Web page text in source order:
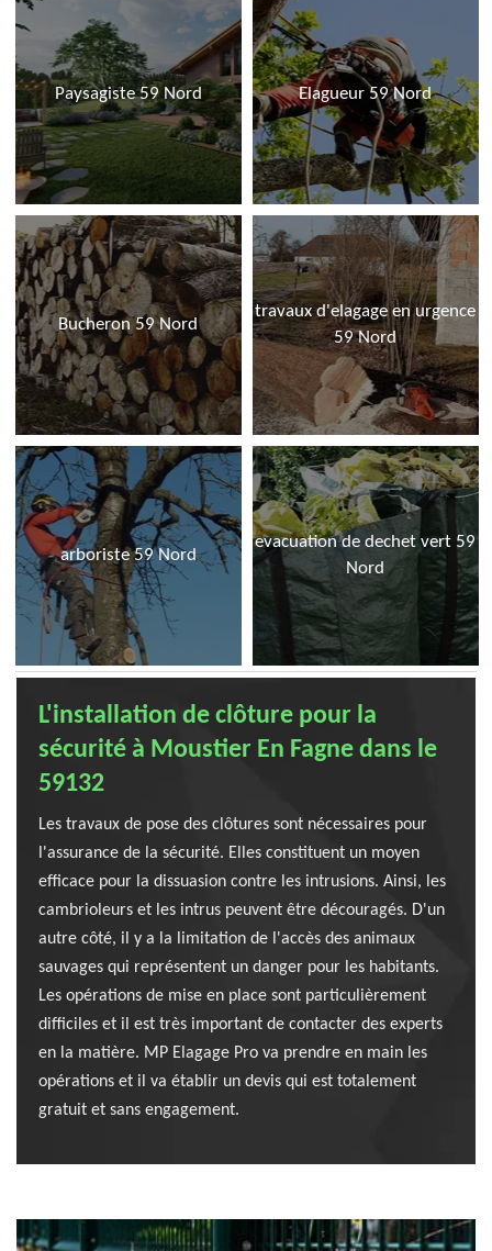
Paysagiste 59 Nord Elagueur 59 Nord
Bucheron 59 Nord
travaux d'elagage en urgence
59 Nord
arboriste 59 Nord
evacuation de dechet vert 59
Nord
L'installation de clôture pour la
sécurité à Moustier En Fagne dans le
59132
Les travaux de pose des clôtures sont nécessaires pour
l'assurance de la sécurité. Elles constituent un moyen
efficace pour la dissuasion contre les intrusions. Ainsi, les
cambrioleurs et les intrus peuvent être découragés. D'un
autre côté, il y a la limitation de l'accès des animaux
sauvages qui représentent un danger pour les habitants.
Les opérations de mise en place sont particulièrement
difficiles et il est très important de contacter des experts
en la matière. MP Elagage Pro va prendre en main les
opérations et il va établir un devis qui est totalement
gratuit et sans engagement.